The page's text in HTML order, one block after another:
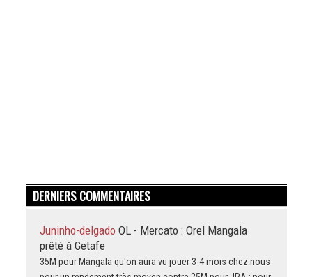
DERNIERS COMMENTAIRES
Juninho-delgado OL - Mercato : Orel Mangala
prêté à Getafe
35M pour Mangala qu'on aura vu jouer 3-4 mois chez nous